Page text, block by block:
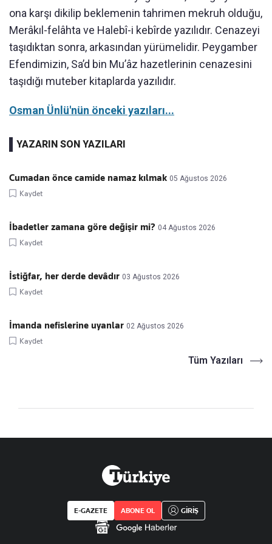
ona karşı dikilip beklemenin tahrimen mekruh olduğu,
Merâkıl-felâhta ve Halebî-i kebîrde yazılıdır. Cenazeyi
taşıdıktan sonra, arkasından yürümelidir. Peygamber
Efendimizin, Sa’d bin Mu’âz hazetlerinin cenazesini
taşıdığı muteber kitaplarda yazılıdır.
Osman Ünlü'nün önceki yazıları...
YAZARIN SON YAZILARI
Cumadan önce camide namaz kılmak 05 Ağustos 2026
Kaydet
İbadetler zamana göre değişir mi? 04 Ağustos 2026
Kaydet
İstiğfar, her derde devâdır 03 Ağustos 2026
Kaydet
İmanda nefislerine uyanlar 02 Ağustos 2026
Kaydet
Tüm Yazıları
E-GAZETE ABONE OL GİRİŞ